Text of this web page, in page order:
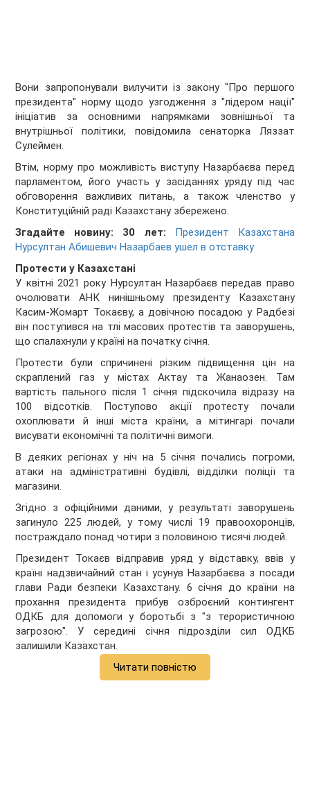
Вони запропонували вилучити із закону "Про першого
президента" норму щодо узгодження з "лідером нації"
ініціатив за основними напрямками зовнішньої та
внутрішньої політики, повідомила сенаторка Ляззат
Сулеймен.
Втім, норму про можливість виступу Назарбаєва перед
парламентом, його участь у засіданнях уряду під час
обговорення важливих питань, а також членство у
Конституційній раді Казахстану збережено.
Згадайте новину: 30 лет:
Президент Казахстана
Нурсултан Абишевич Назарбаев ушел в отставку
Протести у Казахстані
У квітні 2021 року Нурсултан Назарбаєв передав право
очолювати АНК нинішньому президенту Казахстану
Касим-Жомарт Токаєву, а довічною посадою у Радбезі
він поступився на тлі масових протестів та заворушень,
що спалахнули у країні на початку січня.
Протести були спричинені різким підвищення цін на
скраплений газ у містах Актау та Жанаозен. Там
вартість пального після 1 січня підскочила відразу на
100 відсотків. Поступово акції протесту почали
охоплювати й інші міста країни, а мітингарі почали
висувати економічні та політичні вимоги.
В деяких регіонах у ніч на 5 січня почались погроми,
атаки на адміністративні будівлі, відділки поліції та
магазини.
Згідно з офіційними даними, у результаті заворушень
загинуло 225 людей, у тому числі 19 правоохоронців,
постраждало понад чотири з половиною тисячі людей.
Президент Токаєв відправив уряд у відставку, ввів у
країні надзвичайний стан і усунув Назарбаєва з посади
глави Ради безпеки Казахстану. 6 січня до країни на
прохання президента прибув озброєний контингент
ОДКБ для допомоги у боротьбі з "з терористичною
загрозою". У середині січня підрозділи сил ОДКБ
залишили Казахстан.
Читати повністю